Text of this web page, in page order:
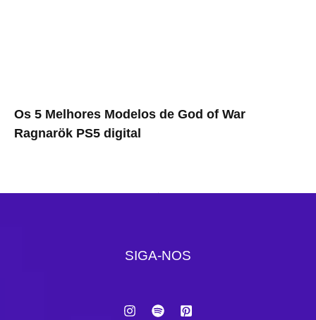
Os 5 Melhores Modelos de God of War
Ragnarök PS5 digital
SIGA-NOS